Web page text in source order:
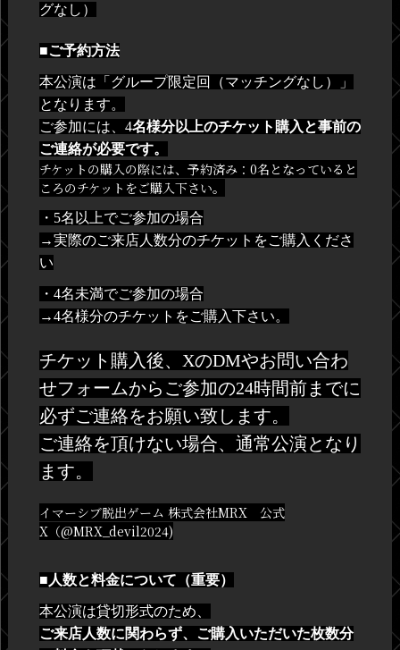
グなし）
■ご予約方法
本公演は「グループ限定回（マッチングなし）」
となります。
ご参加には、4名様分以上のチケット購入と事前の
ご連絡が必要です。
チケットの購入の際には、予約済み：0名となっていると
ころのチケットをご購入下さい。
・5名以上でご参加の場合
→実際のご来店人数分のチケットをご購入くださ
い
・4名未満でご参加の場合
→4名様分のチケットをご購入下さい。
チケット購入後、XのDMやお問い合わ
せフォームからご参加の24時間前までに
必ずご連絡をお願い致します。
ご連絡を頂けない場合、通常公演となり
ます。
イマーシブ脱出ゲーム 株式会社MRX 公式
X（@MRX_devil2024)
■人数と料金について（重要）
本公演は貸切形式のため、
ご来店人数に関わらず、ご購入いただいた枚数分